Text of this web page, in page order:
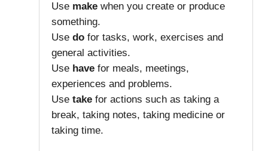
Use makewhen you create or produce
something.
Use dofor tasks, work, exercises and
general activities.
Use havefor meals, meetings,
experiences and problems.
Use takefor actions such as taking a
break, taking notes, taking medicine or
taking time.